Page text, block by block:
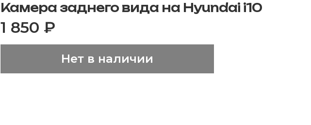
Камера заднего вида на Hyundai i10
1 850 ₽
Нет в наличии